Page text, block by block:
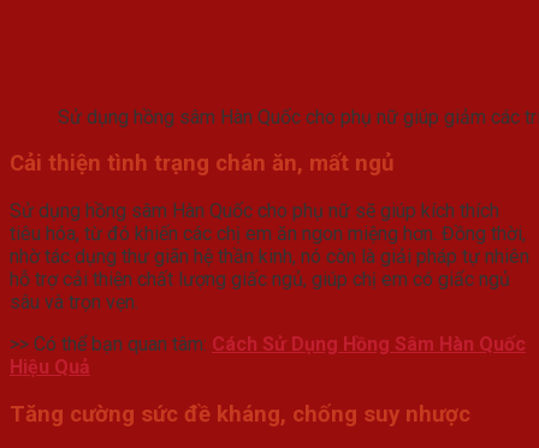
Sử dụng hồng sâm Hàn Quốc cho phụ nữ giúp giảm các
Cải thiện tình trạng chán ăn, mất ngủ
Sử dụng hồng sâm Hàn Quốc cho phụ nữ sẽ giúp kích thích
tiêu hóa, từ đó khiến các chị em ăn ngon miệng hơn. Đồng thời,
nhờ tác dụng thư giãn hệ thần kinh, nó còn là giải pháp tự nhiên
hỗ trợ cải thiện chất lượng giấc ngủ, giúp chị em có giấc ngủ
sâu và trọn vẹn.
>> Có thể bạn quan tâm: Cách Sử Dụng Hồng Sâm Hàn Quốc
Hiệu Quả
Tăng cường sức đề kháng, chống suy nhược